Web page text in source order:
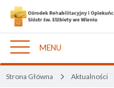
Nawigacja
MENU
Strona Główna Aktualności